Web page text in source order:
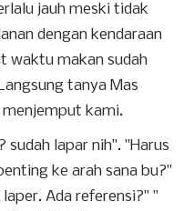
jauh meski tidak
dengan kendaraan
waktu makan sudah
tanya Mas
kami.
sudah lapar nih". "Harus
ke arah sana bu?"
Ada referensi?" "